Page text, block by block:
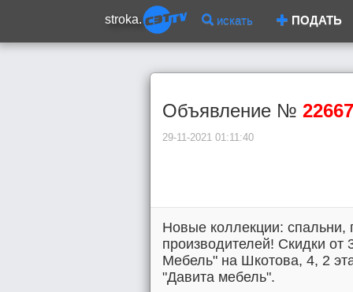
stroka. искать ПОДАТЬ
Объявление № 22667
29-11-2021 01:11:40
Новые коллекции: спальни,
производителей! Скидки
Мебель" на Шкотова, 4, 2
"Давита мебель".